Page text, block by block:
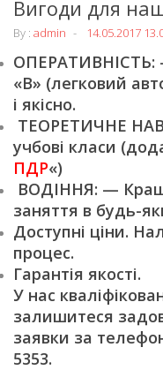
Вигоди для
By : admin 14.05.2017
ОПЕРАТИВНІСТЬ:
«В» (легковий
і якісно.
ТЕОРЕТИЧНЕ
учбові класи
ПДР«)
ВОДІННЯ: —
заняття в будь-
Доступні ціни.
процес.
Гарантія якості.
У нас
залишитеся
заявки за
5353.